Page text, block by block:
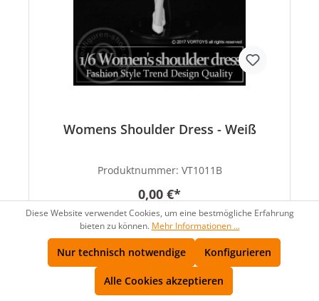
Womens Shoulder Dress - Weiß
Produktnummer: VT1011B
0,00 €*
Diese Website verwendet Cookies, um eine bestmögliche Erfahrung
bieten zu können. Mehr Informationen ...
Nur technisch notwendige Konfigurieren
Alle Cookies akzeptieren